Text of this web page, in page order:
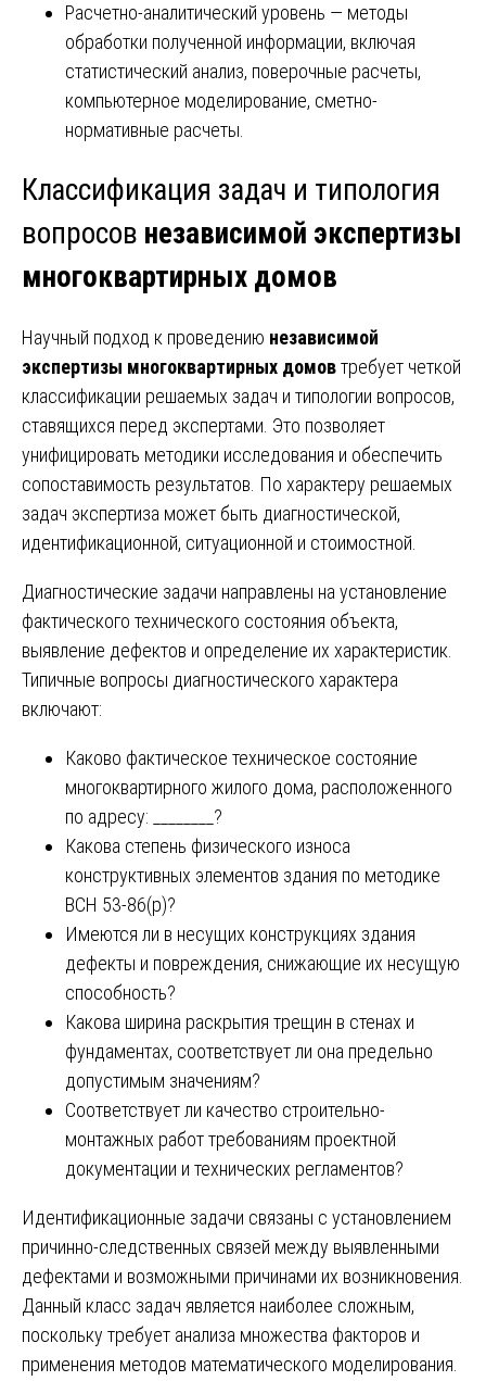
Расчетно-аналитический уровень — методы
обработки полученной информации, включая
статистический анализ, поверочные расчеты,
компьютерное моделирование, сметно-
нормативные расчеты.
Классификация задач и типология
вопросов независимой экспертизы
многоквартирных домов
Научный подход к проведению независимой
экспертизы многоквартирных домовтребует четкой
классификации решаемых задач и типологии вопросов,
ставящихся перед экспертами. Это позволяет
унифицировать методики исследования и обеспечить
сопоставимость результатов. По характеру решаемых
задач экспертиза может быть диагностической,
идентификационной, ситуационной и стоимостной.
Диагностические задачи направлены на установление
фактического технического состояния объекта,
выявление дефектов и определение их характеристик.
Типичные вопросы диагностического характера
включают:
Каково фактическое техническое состояние
многоквартирного жилого дома, расположенного
по адресу: ________?
Какова степень физического износа
конструктивных элементов здания по методике
ВСН 53-86(р)?
Имеются ли в несущих конструкциях здания
дефекты и повреждения, снижающие их несущую
способность?
Какова ширина раскрытия трещин в стенах и
фундаментах, соответствует ли она предельно
допустимым значениям?
Соответствует ли качество строительно-
монтажных работ требованиям проектной
документации и технических регламентов?
Идентификационные задачи связаны с установлением
причинно-следственных связей между выявленными
дефектами и возможными причинами их возникновения.
Данный класс задач является наиболее сложным,
поскольку требует анализа множества факторов и
применения методов математического моделирования.